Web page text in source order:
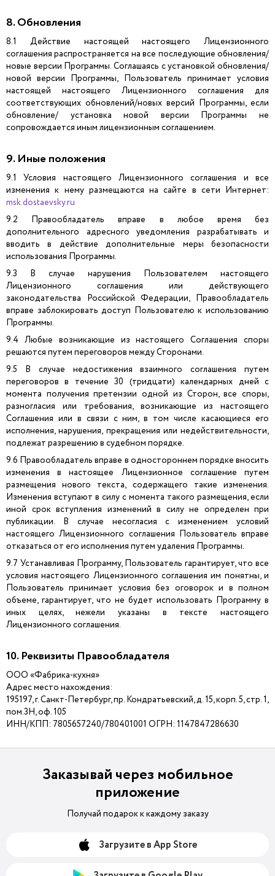
8. Обновления
8.1 Действие настоящей настоящего Лицензионного
соглашения распространяется на все последующие обновления/
новые версии Программы. Соглашаясь с установкой обновления/
новой версии Программы, Пользователь принимает условия
настоящей настоящего Лицензионного соглашения для
соответствующих обновлений/новых версий Программы, если
обновление/ установка новой версии Программы не
сопровождается иным лицензионным соглашением.
9. Иные положения
9.1 Условия настоящего Лицензионного соглашения и все
изменения к нему размещаются на сайте в сети Интернет:
msk.dostaevsky.ru
9.2 Правообладатель вправе в любое время без
дополнительного адресного уведомления разрабатывать и
вводить в действие дополнительные меры безопасности
использования Программы.
9.3 В случае нарушения Пользователем настоящего
Лицензионного соглашения или действующего
законодательства Российской Федерации, Правообладатель
вправе заблокировать доступ Пользователю к использованию
Программы.
9.4 Любые возникающие из настоящего Соглашения споры
решаются путем переговоров между Сторонами.
9.5 В случае недостижения взаимного соглашения путем
переговоров в течение 30 (тридцати) календарных дней с
момента получения претензии одной из Сторон, все споры,
разногласия или требования, возникающие из настоящего
Соглашения или в связи с ним, в том числе касающиеся его
исполнения, нарушения, прекращения или недействительности,
подлежат разрешению в судебном порядке.
9.6 Правообладатель вправе в одностороннем порядке вносить
изменения в настоящее Лицензионное соглашение путем
размещения нового текста, содержащего такие изменения.
Изменения вступают в силу с момента такого размещения, если
иной срок вступления изменений в силу не определен при
публикации. В случае несогласия с изменением условий
настоящего Лицензионного соглашения Пользователь вправе
отказаться от его исполнения путем удаления Программы.
9.7 Устанавливая Программу, Пользователь гарантирует, что все
условия настоящего Лицензионного соглашения им понятны, и
Пользователь принимает условия без оговорок и в полном
объеме, гарантирует, что не будет использовать Программу в
иных целях, нежели указаны в тексте настоящего
Лицензионного соглашения.
10. Реквизиты Правообладателя
ООО «Фабрика-кухня»
Адрес место нахождения:
195197, г. Санкт-Петербург, пр. Кондратьевский, д. 15, корп. 5, стр. 1,
пом.3Н, оф. 105
ИНН/КПП: 7805657240/780401001 ОГРН: 1147847286630
Заказывай через мобильное
приложение
Получай подарок к каждому заказу
Загрузите в App Store